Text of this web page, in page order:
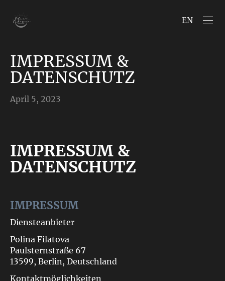
EN
IMPRESSUM &
DATENSCHUTZ
April 5, 2023
IMPRESSUM &
DATENSCHUTZ
IMPRESSUM
Diensteanbieter
Polina Filatova
Paulsternstraße 67
13599, Berlin, Deutschland
Kontaktmöglichkeiten